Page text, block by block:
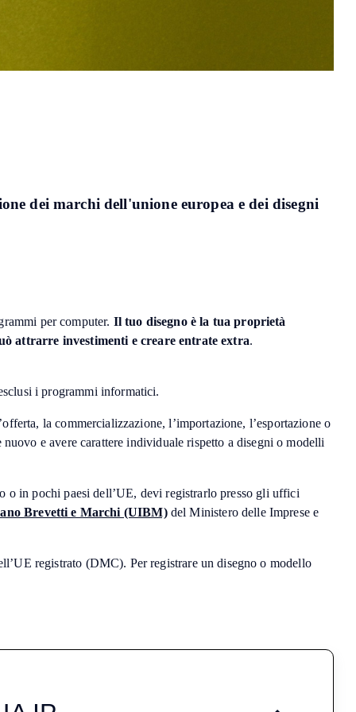
dei marchi dell'unione europea e dei disegni
per computer. Il tuo disegno è la tua proprietà
attrarre investimenti e creare entrate extra.
i programmi informatici.
la commercializzazione, l’importazione, l’esportazione o
e avere carattere individuale rispetto a disegni o modelli
in pochi paesi dell’UE, devi registrarlo presso gli uffici
Brevetti e Marchi (UIBM)del Ministero delle Imprese e
registrato (DMC). Per registrare un disegno o modello